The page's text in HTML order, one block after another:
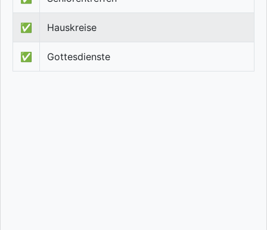
✅ Hauskreise
✅ Gottesdienste